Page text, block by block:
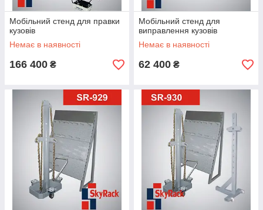
Мобільний стенд для правки
кузовів
Немає в наявності
166 400 ₴
Мобільний стенд для
виправлення кузовів
Немає в наявності
62 400 ₴